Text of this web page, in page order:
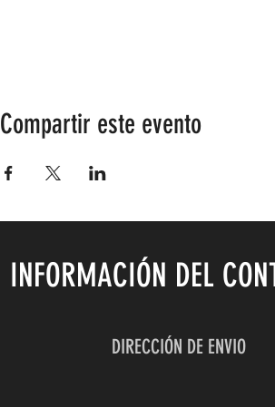
Compartir este evento
INFORMACIÓN DEL
DIRECCIÓN DE ENVIO